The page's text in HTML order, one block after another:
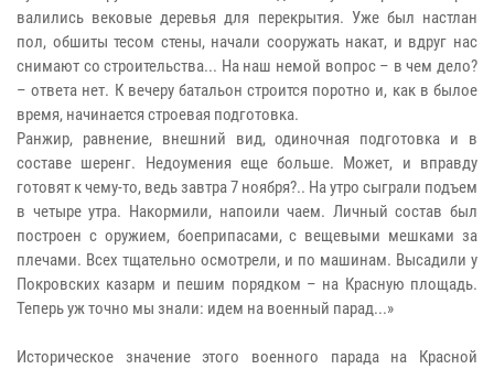
валились вековые деревья для перекрытия. Уже был настлан
пол, обшиты тесом стены, начали сооружать накат, и вдруг нас
снимают со строительства... На наш немой вопрос – в чем дело?
– ответа нет. К вечеру батальон строится поротно и, как в былое
время, начинается строевая подготовка.
Ранжир, равнение, внешний вид, одиночная подготовка и в
составе шеренг. Недоумения еще больше. Может, и вправду
готовят к чему-то, ведь завтра 7 ноября?.. На утро сыграли подъем
в четыре утра. Накормили, напоили чаем. Личный состав был
построен с оружием, боеприпасами, с вещевыми мешками за
плечами. Всех тщательно осмотрели, и по машинам. Высадили у
Покровских казарм и пешим порядком – на Красную площадь.
Теперь уж точно мы знали: идем на военный парад...»
Историческое значение этого военного парада на Красной